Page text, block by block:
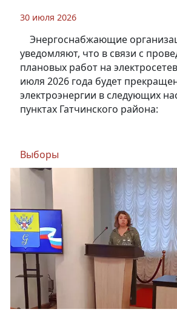
30 июля 2026
Энергоснабжающие
уведомляют, что в связи с
плановых работ на
июля 2026 года будет
электроэнергии в следующих
пунктах Гатчинского района:
Выборы